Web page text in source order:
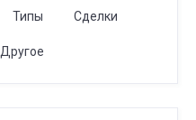
Типы Сделки
Другое